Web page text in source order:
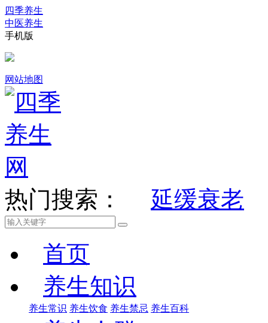
四季养生
中医养生
手机版
网站地图
热门搜索： 延缓衰老
首页
养生知识
养生常识 养生饮食 养生禁忌 养生百科